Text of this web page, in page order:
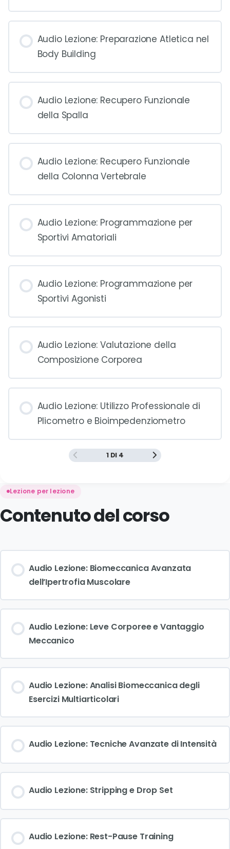
Audio Lezione: Preparazione Atletica nel
Body Building
Audio Lezione: Recupero Funzionale
della Spalla
Audio Lezione: Recupero Funzionale
della Colonna Vertebrale
Audio Lezione: Programmazione per
Sportivi Amatoriali
Audio Lezione: Programmazione per
Sportivi Agonisti
Audio Lezione: Valutazione della
Composizione Corporea
Audio Lezione: Utilizzo Professionale di
Plicometro e Bioimpedenziometro
1 DI 4
Lezione per lezione
Contenuto del corso
Audio Lezione: Biomeccanica Avanzata
dell’Ipertrofia Muscolare
Audio Lezione: Leve Corporee e Vantaggio
Meccanico
Audio Lezione: Analisi Biomeccanica degli
Esercizi Multiarticolari
Audio Lezione: Tecniche Avanzate di Intensità
Audio Lezione: Stripping e Drop Set
Audio Lezione: Rest-Pause Training